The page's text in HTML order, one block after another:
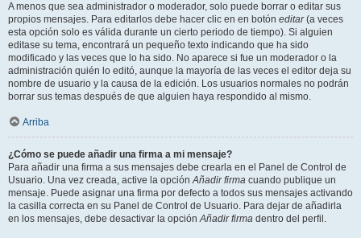
A menos que sea administrador o moderador, solo puede borrar o editar sus
propios mensajes. Para editarlos debe hacer clic en en botón editar(a veces
esta opción solo es válida durante un cierto periodo de tiempo). Si alguien
editase su tema, encontrará un pequeño texto indicando que ha sido
modificado y las veces que lo ha sido. No aparece si fue un moderador o la
administración quién lo editó, aunque la mayoría de las veces el editor deja su
nombre de usuario y la causa de la edición. Los usuarios normales no podrán
borrar sus temas después de que alguien haya respondido al mismo.
Arriba
¿Cómo se puede añadir una firma a mi mensaje?
Para añadir una firma a sus mensajes debe crearla en el Panel de Control de
Usuario. Una vez creada, active la opciónAñadir firma cuando publique un
mensaje. Puede asignar una firma por defecto a todos sus mensajes activando
la casilla correcta en su Panel de Control de Usuario. Para dejar de añadirla
en los mensajes, debe desactivar la opciónAñadir firma dentro del perfil.